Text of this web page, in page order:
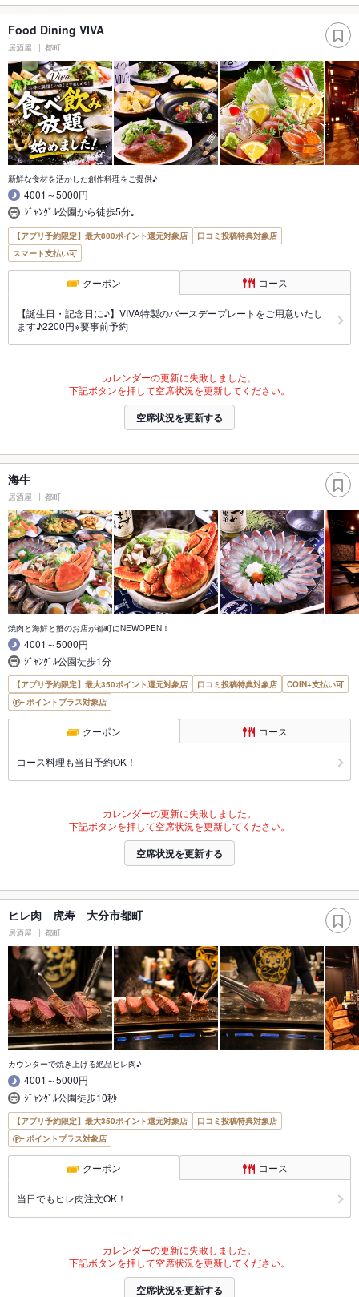
Food Dining VIVA
居酒屋 都町
新鮮な食材を活かした創作料理をご提供♪
4001～5000円
ｼﾞｬﾝｸﾞﾙ公園から徒歩5分｡
【アプリ予約限定】最大800ポイント還元対象店
口コミ投稿特典対象店
スマート支払い可
クーポン コース
【誕生日・記念日に♪】VIVA特製のバースデープレートをご用意いたし
ます♪2200円※要事前予約
カレンダーの更新に失敗しました。
下記ボタンを押して空席状況を更新してください。
空席状況を更新する
海牛
居酒屋 都町
焼肉と海鮮と蟹のお店が都町にNEWOPEN！
4001～5000円
ｼﾞｬﾝｸﾞﾙ公園徒歩1分
【アプリ予約限定】最大350ポイント還元対象店 口コミ投稿特典対象店
COIN+支払い可
ポイントプラス対象店
クーポン コース
コース料理も当日予約OK！
カレンダーの更新に失敗しました。
下記ボタンを押して空席状況を更新してください。
空席状況を更新する
ヒレ肉 虎寿 大分市都町
居酒屋 都町
カウンターで焼き上げる絶品ヒレ肉♪
4001～5000円
ｼﾞｬﾝｸﾞﾙ公園徒歩10秒
【アプリ予約限定】最大350ポイント還元対象店
口コミ投稿特典対象店
ポイントプラス対象店
クーポン コース
当日でもヒレ肉注文OK！
カレンダーの更新に失敗しました。
下記ボタンを押して空席状況を更新してください。
空席状況を更新する